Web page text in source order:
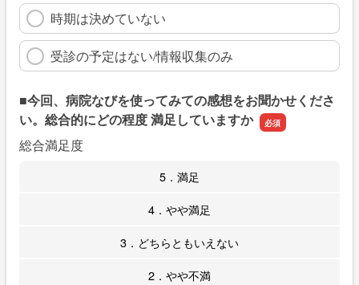
時期は決めていない
受診の予定はない/情報収集のみ
■今回、病院なびを使ってみての感想をお聞かせくださ
い。総合的にどの程度 満足していますか
総合満足度
5．満足
4．やや満足
3．どちらともいえない
2．やや不満